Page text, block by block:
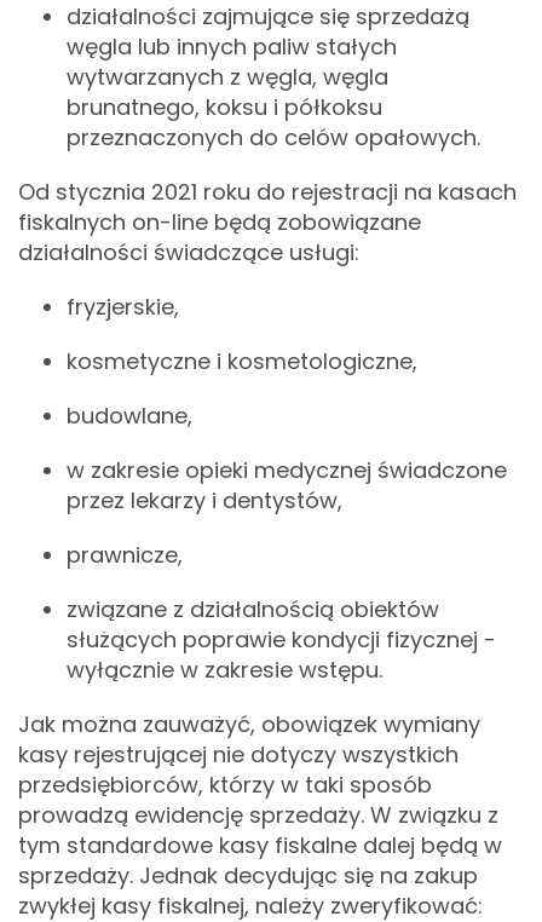
działalności zajmujące się sprzedażą
węgla lub innych paliw stałych
wytwarzanych z węgla, węgla
brunatnego, koksu i półkoksu
przeznaczonych do celów opałowych.
Od stycznia 2021 roku do rejestracji na kasach
fiskalnych on-line będą zobowiązane
działalności świadczące usługi:
fryzjerskie,
kosmetyczne i kosmetologiczne,
budowlane,
w zakresie opieki medycznej świadczone
przez lekarzy i dentystów,
prawnicze,
związane z działalnością obiektów
służących poprawie kondycji fizycznej -
wyłącznie w zakresie wstępu.
Jak można zauważyć, obowiązek wymiany
kasy rejestrującej nie dotyczy wszystkich
przedsiębiorców, którzy w taki sposób
prowadzą ewidencję sprzedaży. W związku z
tym standardowe kasy fiskalne dalej będą w
sprzedaży. Jednak decydując się na zakup
zwykłej kasy fiskalnej, należy zweryfikować: